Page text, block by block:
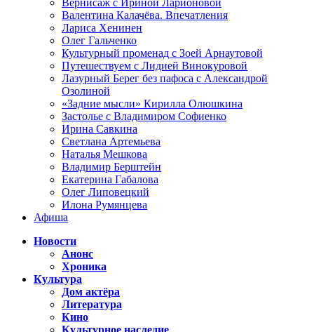
Вернисаж с Ириной Ларионовой
Валентина Калачёва. Впечатления
Лариса Хенинен
Олег Гальченко
Культурный променад с Зоей Арнаутовой
Путешествуем с Лидией Винокуровой
Лазурный Берег без пафоса с Александрой
Озолиной
«Задние мысли» Кирилла Олюшкина
Застолье с Владимиром Софиенко
Ирина Савкина
Светлана Артемьева
Наталья Мешкова
Владимир Берштейн
Екатерина Габалова
Олег Липовецкий
Илона Румянцева
Афиша
Новости
Анонс
Хроника
Культура
Дом актёра
Литература
Кино